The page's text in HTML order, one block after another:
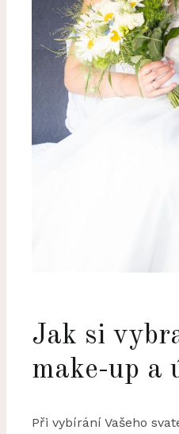
Jak si
make-up a
Při vybírání Vašeho